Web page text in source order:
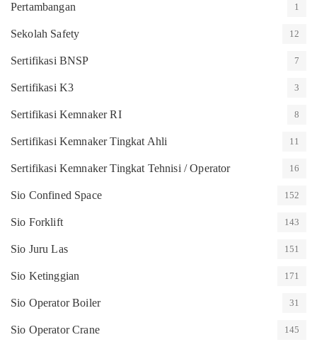
Pertambangan 1
Sekolah Safety 12
Sertifikasi BNSP 7
Sertifikasi K3 3
Sertifikasi Kemnaker RI 8
Sertifikasi Kemnaker Tingkat Ahli 11
Sertifikasi Kemnaker Tingkat Tehnisi / Operator 16
Sio Confined Space 152
Sio Forklift 143
Sio Juru Las 151
Sio Ketinggian 171
Sio Operator Boiler 31
Sio Operator Crane 145